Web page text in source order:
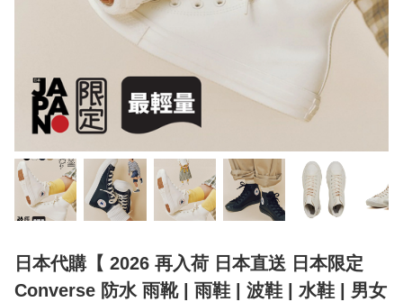
日本代購【 2026 再入荷 日本直送 日本限定
Converse 防水 雨靴 | 雨鞋 | 波鞋 | 水鞋 | 男女